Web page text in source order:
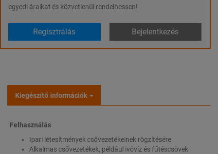
egyedi áraikat és közvetlenül rendelhessen!
Regisztrálás Bejelentkezés
Kiegészítő információk
Felhasználás
Ipari létesítmények csővezetékeinek rögzítésére
Alkalmas csővezetékek, például ivóvíz és fűtéscsövek